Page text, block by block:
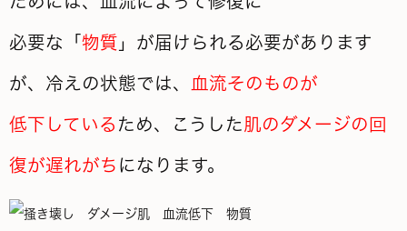
必要な「 物質 」が届けられる必要があります
が、冷えの状態では、 血流そのものが
低下している ため、こうした 肌のダメージの回
復が遅れがち になります。